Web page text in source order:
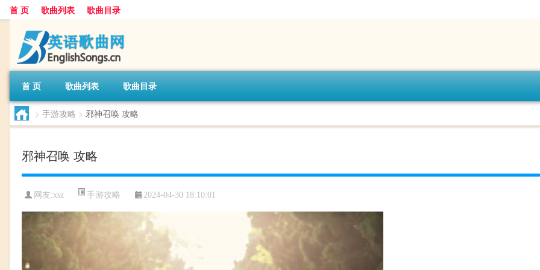
首 页 歌曲列表 歌曲目录
首 页 歌曲列表 歌曲目录
> 手游攻略 > 邪神召唤 攻略
邪神召唤 攻略
网友:xsz 手游攻略 2024-04-30 18:10:01